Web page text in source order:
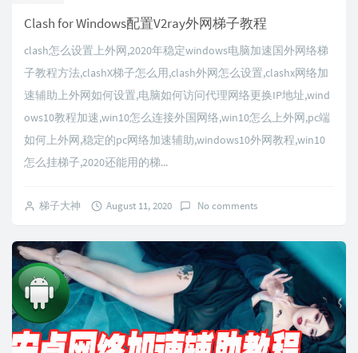
Clash for Windows配置V2ray外网梯子教程
clash怎么设置上外网,2020年稳定windows电脑加速国外网络梯
子教程方法,clashX梯子怎么用,clash外网怎么设置,clashx网络加
速辅助上外网如何设置,电脑如何访问代理网络更换IP地址,wind
ows10教程加速,win10怎么连接外国网络,win10怎么上外网,pc端
如何上外网,稳定的pc网络加速辅助,windows10外网教程,win10
怎么挂梯子,2020还能用的梯...
梯子大神 August 11, 2020 No comments